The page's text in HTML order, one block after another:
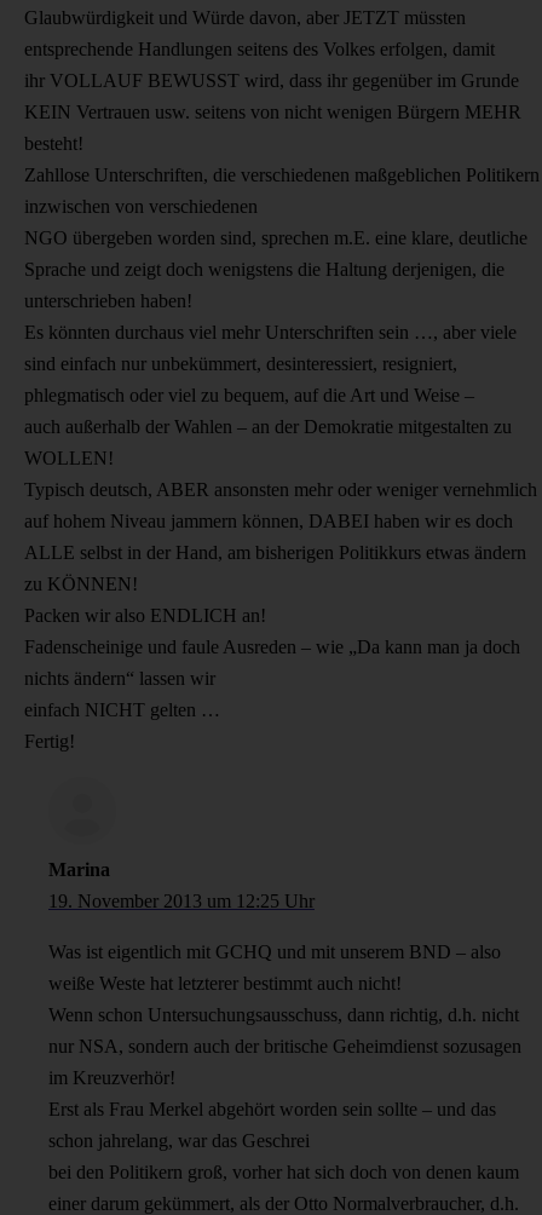
Glaubwürdigkeit und Würde davon, aber JETZT müssten
entsprechende Handlungen seitens des Volkes erfolgen, damit
ihr VOLLAUF BEWUSST wird, dass ihr gegenüber im Grunde
KEIN Vertrauen usw. seitens von nicht wenigen Bürgern MEHR
besteht!
Zahllose Unterschriften, die verschiedenen maßgeblichen Politikern
inzwischen von verschiedenen
NGO übergeben worden sind, sprechen m.E. eine klare, deutliche
Sprache und zeigt doch wenigstens die Haltung derjenigen, die
unterschrieben haben!
Es könnten durchaus viel mehr Unterschriften sein …, aber viele
sind einfach nur unbekümmert, desinteressiert, resigniert,
phlegmatisch oder viel zu bequem, auf die Art und Weise –
auch außerhalb der Wahlen – an der Demokratie mitgestalten zu
WOLLEN!
Typisch deutsch, ABER ansonsten mehr oder weniger vernehmlich
auf hohem Niveau jammern können, DABEI haben wir es doch
ALLE selbst in der Hand, am bisherigen Politikkurs etwas ändern
zu KÖNNEN!
Packen wir also ENDLICH an!
Fadenscheinige und faule Ausreden – wie „Da kann man ja doch
nichts ändern“ lassen wir
einfach NICHT gelten …
Fertig!
Marina
19. November 2013 um 12:25 Uhr
Was ist eigentlich mit GCHQ und mit unserem BND – also
weiße Weste hat letzterer bestimmt auch nicht!
Wenn schon Untersuchungsausschuss, dann richtig, d.h. nicht
nur NSA, sondern auch der britische Geheimdienst sozusagen
im Kreuzverhör!
Erst als Frau Merkel abgehört worden sein sollte – und das
schon jahrelang, war das Geschrei
bei den Politikern groß, vorher hat sich doch von denen kaum
einer darum gekümmert, als der Otto Normalverbraucher, d.h.